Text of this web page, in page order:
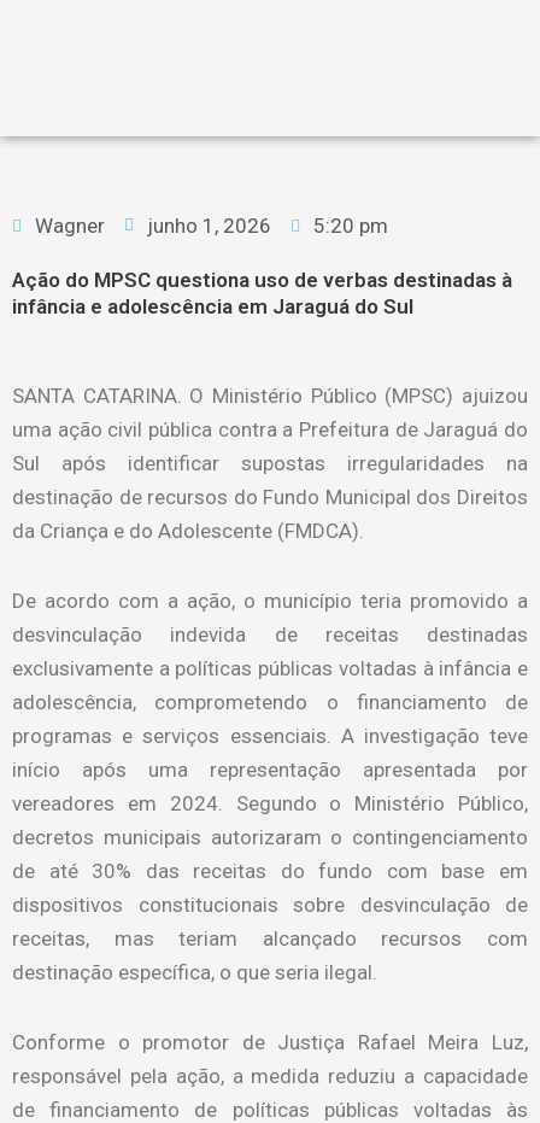
Wagner junho 1, 2026 5:20 pm
Ação do MPSC questiona uso de verbas destinadas à
infância e adolescência em Jaraguá do Sul
SANTA CATARINA. O Ministério Público (MPSC) ajuizou
uma ação civil pública contra a Prefeitura de Jaraguá do
Sul após identificar supostas irregularidades na
destinação de recursos do Fundo Municipal dos Direitos
da Criança e do Adolescente (FMDCA).
De acordo com a ação, o município teria promovido a
desvinculação indevida de receitas destinadas
exclusivamente a políticas públicas voltadas à infância e
adolescência, comprometendo o financiamento de
programas e serviços essenciais. A investigação teve
início após uma representação apresentada por
vereadores em 2024. Segundo o Ministério Público,
decretos municipais autorizaram o contingenciamento
de até 30% das receitas do fundo com base em
dispositivos constitucionais sobre desvinculação de
receitas, mas teriam alcançado recursos com
destinação específica, o que seria ilegal.
Conforme o promotor de Justiça Rafael Meira Luz,
responsável pela ação, a medida reduziu a capacidade
de financiamento de políticas públicas voltadas às